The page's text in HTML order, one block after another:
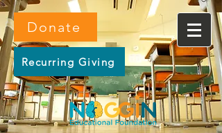
Donate
Recurring Giving